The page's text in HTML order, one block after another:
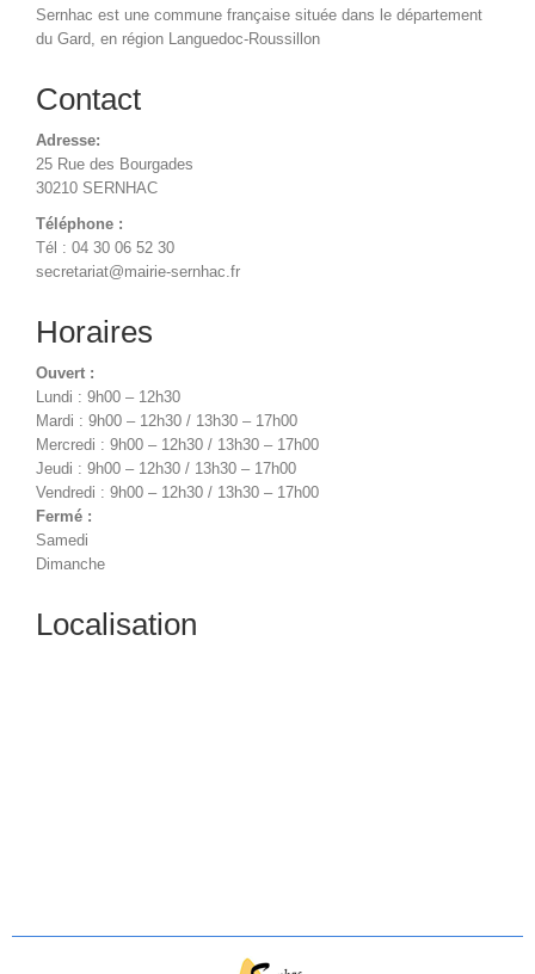
Sernhac est une commune française située dans le département
du Gard, en région Languedoc-Roussillon
Contact
Adresse:
25 Rue des Bourgades
30210 SERNHAC
Téléphone :
Tél : 04 30 06 52 30
secretariat@mairie-sernhac.fr
Horaires
Ouvert :
Lundi : 9h00 – 12h30
Mardi : 9h00 – 12h30 / 13h30 – 17h00
Mercredi : 9h00 – 12h30 / 13h30 – 17h00
Jeudi : 9h00 – 12h30 / 13h30 – 17h00
Vendredi : 9h00 – 12h30 / 13h30 – 17h00
Fermé :
Samedi
Dimanche
Localisation